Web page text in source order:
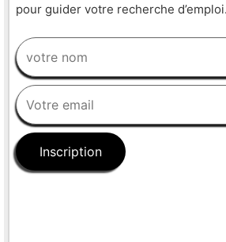
pour guider votre recherche d’emploi.
Inscription